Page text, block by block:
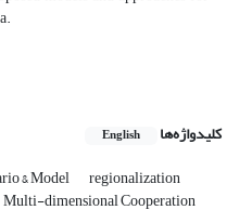
کلیدواژه‌ها English
& Model regionalization
Multi-dimensional Cooperation